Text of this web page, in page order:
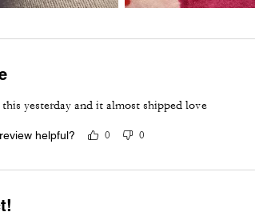
yesterday and it almost shipped love
helpful? 0 0